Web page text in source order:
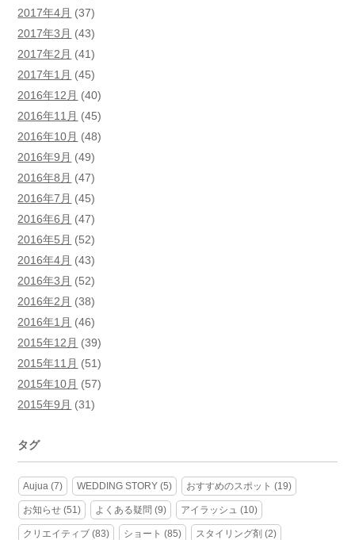
2017年4月 (37)
2017年3月 (43)
2017年2月 (41)
2017年1月 (45)
2016年12月 (40)
2016年11月 (45)
2016年10月 (48)
2016年9月 (49)
2016年8月 (47)
2016年7月 (45)
2016年6月 (47)
2016年5月 (52)
2016年4月 (43)
2016年3月 (52)
2016年2月 (38)
2016年1月 (46)
2015年12月 (39)
2015年11月 (51)
2015年10月 (57)
2015年9月 (31)
タグ
Aujua (7) WEDDING STORY (5) おすすめのスポット (19)
お知らせ (51) よくある疑問 (9) アイラッシュ (10)
クリエイティブ (83) ショート (85) スタイリング剤 (2)